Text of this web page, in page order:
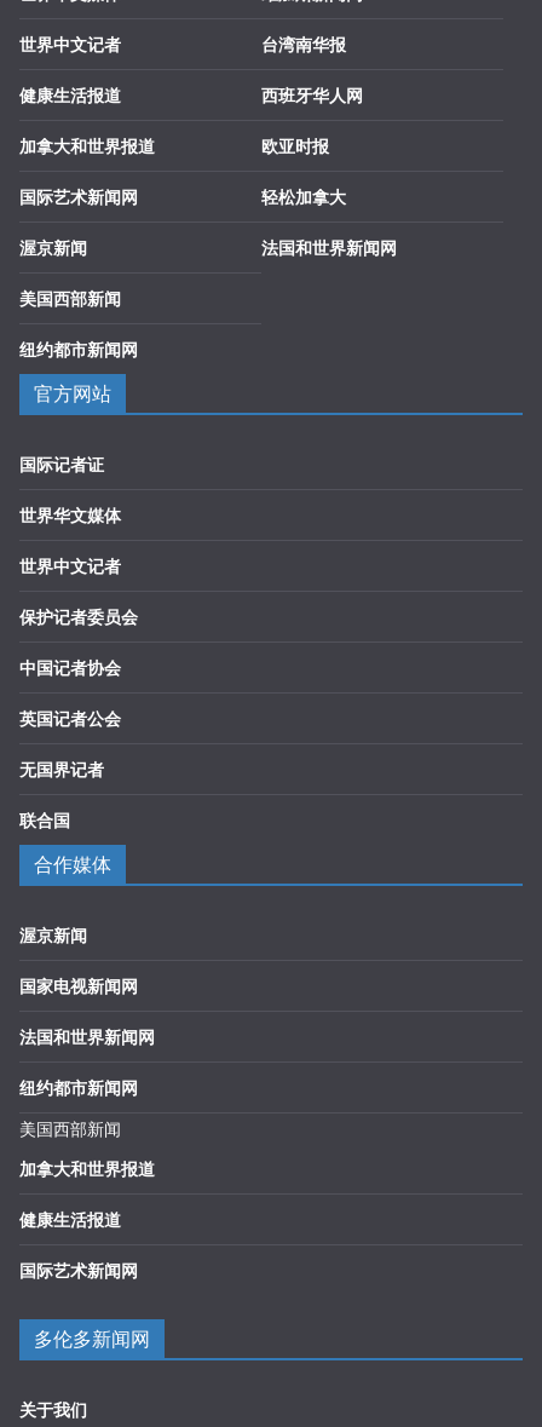
世界中文记者
健康生活报道
加拿大和世界报道
国际艺术新闻网
渥京新闻
美国西部新闻
纽约都市新闻网
台湾南华报
西班牙华人网
欧亚时报
轻松加拿大
法国和世界新闻网
官方网站
国际记者证
世界华文媒体
世界中文记者
保护记者委员会
中国记者协会
英国记者公会
无国界记者
联合国
合作媒体
渥京新闻
国家电视新闻网
法国和世界新闻网
纽约都市新闻网
美国西部新闻
加拿大和世界报道
健康生活报道
国际艺术新闻网
多伦多新闻网
关于我们